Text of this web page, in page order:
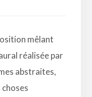
mêlant
réalisée par
abstraites,